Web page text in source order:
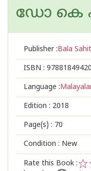
ഡോ കെ
Publisher :Bala
ISBN :
Language :
Edition : 2018
Page(s) : 70
Condition : New
Rate this Book :